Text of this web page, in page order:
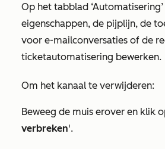
Op het tabblad ‘Automatisering’
eigenschappen, de pijplijn, de
voor e-mailconversaties of de
ticketautomatisering bewerken.
Om het kanaal te verwijderen:
Beweeg de muis erover en klik
verbreken'.